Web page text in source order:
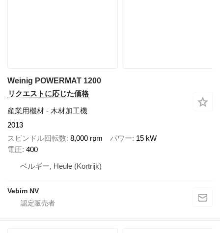
Weinig POWERMAT 1200
リクエストに応じた価格
産業用機材 - 木材加工機
2013
スピンドル回転数 8,000 rpm パワー 15 kW
電圧 400
ベルギー, Heule (Kortrijk)
Vebim NV